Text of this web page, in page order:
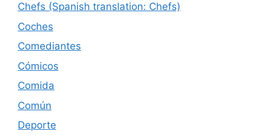
Chefs (Spanish translation: Chefs)
Coches
Comediantes
Cómicos
Comida
Común
Deporte